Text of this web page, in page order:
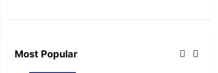
Most Popular